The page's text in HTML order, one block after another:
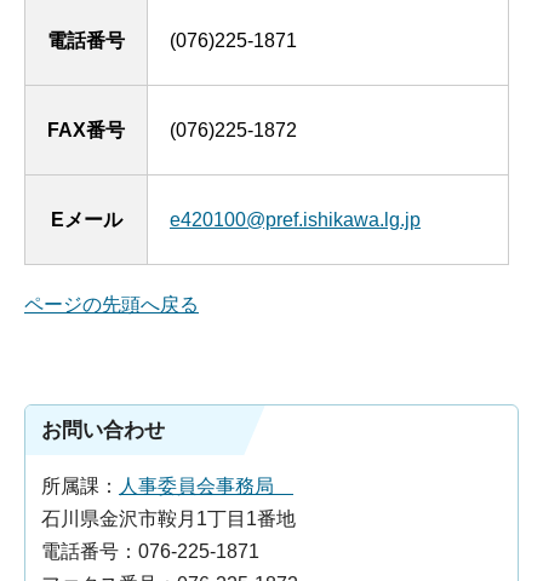
電話番号 (076)225-1871
FAX番号 (076)225-1872
Eメール e420100@pref.ishikawa.lg.jp
ページの先頭へ戻る
お問い合わせ
所属課： 人事委員会事務局
石川県金沢市鞍月1丁目1番地
電話番号：076-225-1871